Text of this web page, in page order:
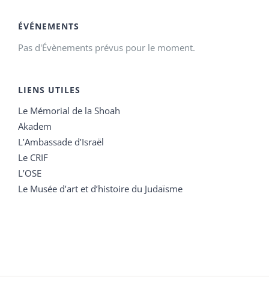
ÉVÉNEMENTS
Pas d'Évènements prévus pour le moment.
LIENS UTILES
Le Mémorial de la Shoah
Akadem
L’Ambassade d’Israël
Le CRIF
L’OSE
Le Musée d’art et d’histoire du Judaïsme